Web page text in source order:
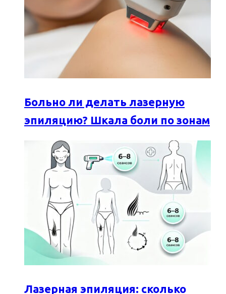
Больно ли делать лазерную
эпиляцию? Шкала боли по зонам
Лазерная эпиляция: сколько